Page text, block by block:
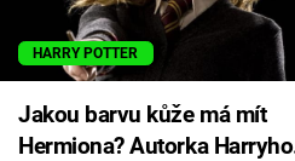
HARRY POTTER
Jakou barvu kůže má mít
Hermiona? Autorka Harryho